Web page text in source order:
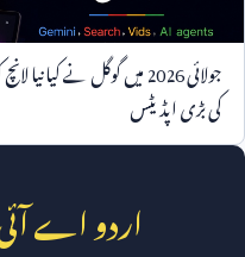
جولائی2026میں گوگل نے کیا نیا
کی بڑی اپڈیٹس
اردو اے